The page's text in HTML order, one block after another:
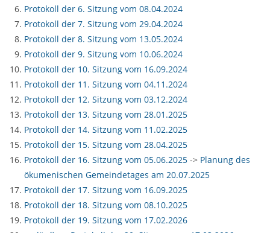
Protokoll der 6. Sitzung vom 08.04.2024
Protokoll der 7. Sitzung vom 29.04.2024
Protokoll der 8. Sitzung vom 13.05.2024
Protokoll der 9. Sitzung vom 10.06.2024
Protokoll der 10. Sitzung vom 16.09.2024
Protokoll der 11. Sitzung vom 04.11.2024
Protokoll der 12. Sitzung vom 03.12.2024
Protokoll der 13. Sitzung vom 28.01.2025
Protokoll der 14. Sitzung vom 11.02.2025
Protokoll der 15. Sitzung vom 28.04.2025
Protokoll der 16. Sitzung vom 05.06.2025 -> Planung des
ökumenischen Gemeindetages am 20.07.2025
Protokoll der 17. Sitzung vom 16.09.2025
Protokoll der 18. Sitzung vom 08.10.2025
Protokoll der 19. Sitzung vom 17.02.2026